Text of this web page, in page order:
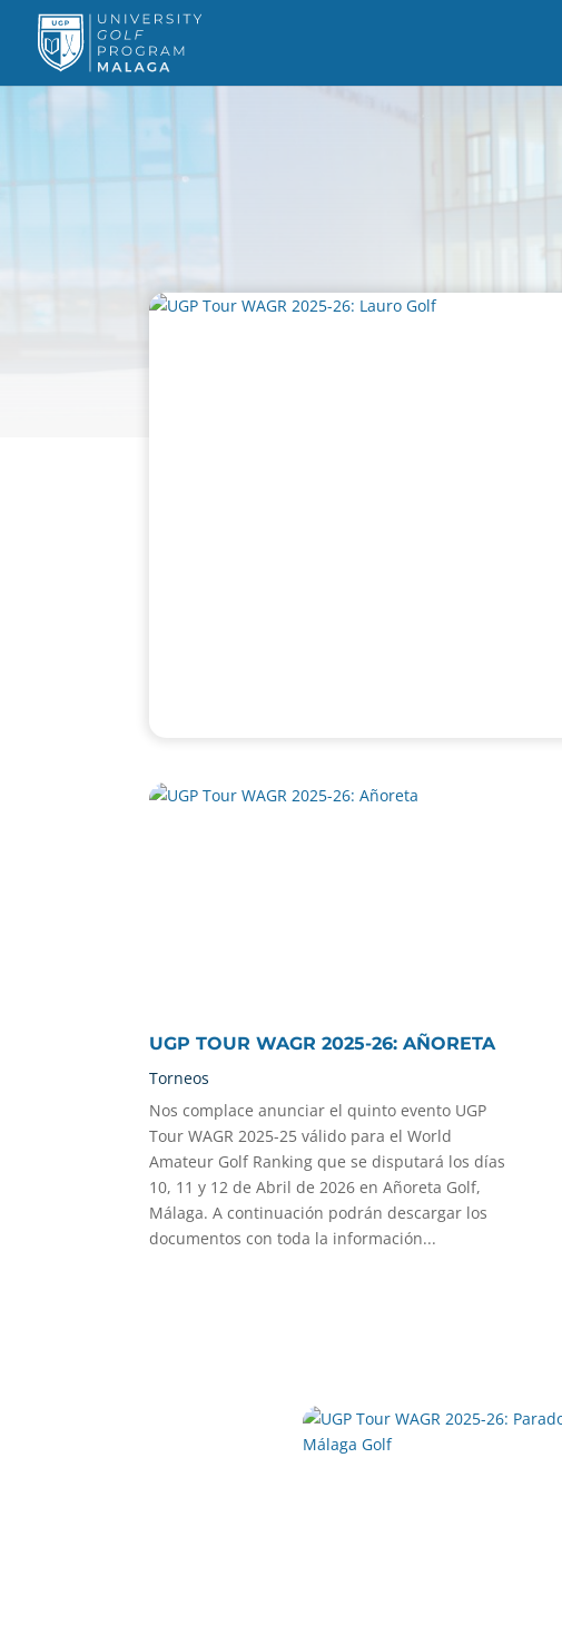
UGP TOUR WAGR 2025-26: AÑORETA
Torneos
Nos complace anunciar el quinto evento UGP
Tour WAGR 2025-25 válido para el World
Amateur Golf Ranking que se disputará los días
10, 11 y 12 de Abril de 2026 en Añoreta Golf,
Málaga. A continuación podrán descargar los
documentos con toda la información...